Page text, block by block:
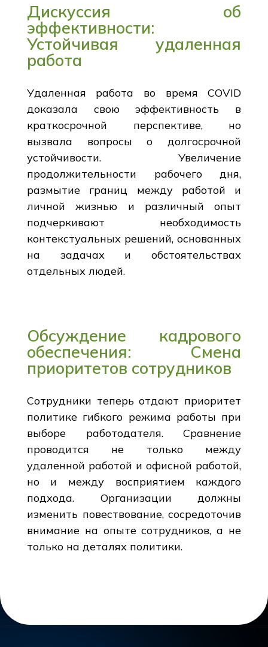
Дискуссия об
эффективности:
Устойчивая удаленная
работа
Удаленная работа во время COVID
доказала свою эффективность в
краткосрочной перспективе, но
вызвала вопросы о долгосрочной
устойчивости. Увеличение
продолжительности рабочего дня,
размытие границ между работой и
личной жизнью и различный опыт
подчеркивают необходимость
контекстуальных решений, основанных
на задачах и обстоятельствах
отдельных людей.
Обсуждение кадрового
обеспечения: Смена
приоритетов сотрудников
Сотрудники теперь отдают приоритет
политике гибкого режима работы при
выборе работодателя. Сравнение
проводится не только между
удаленной работой и офисной работой,
но и между восприятием каждого
подхода. Организации должны
изменить повествование, сосредоточив
внимание на опыте сотрудников, а не
только на деталях политики.